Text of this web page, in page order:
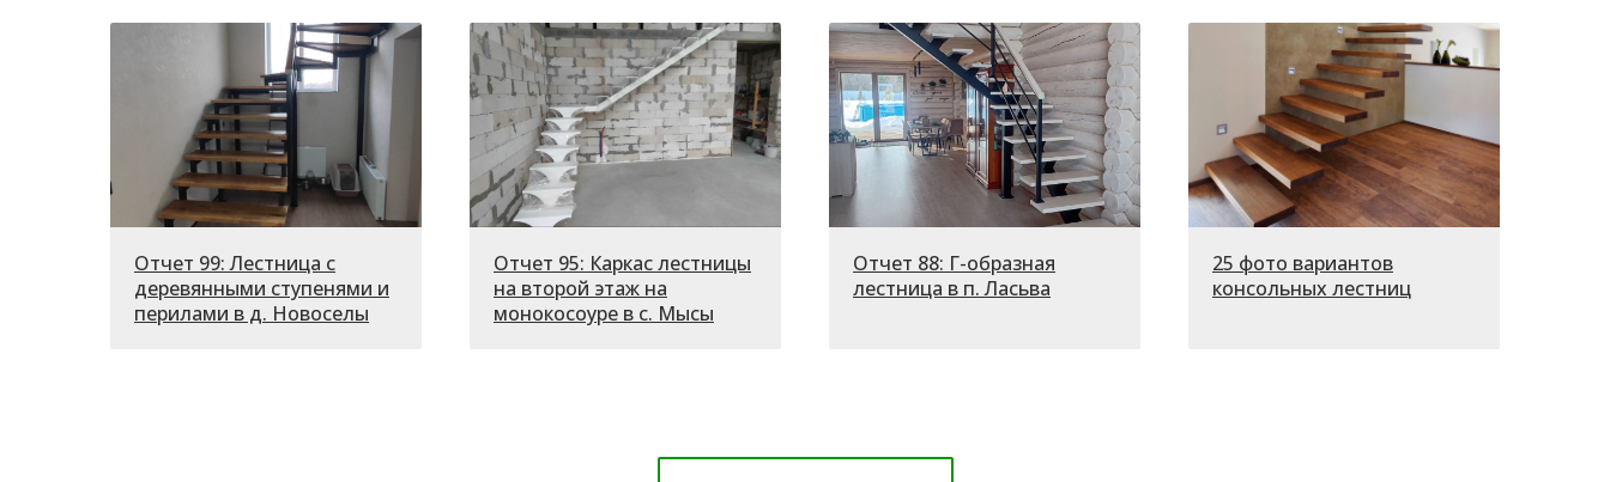
Отчет 99: Лестница с
деревянными ступенями и
перилами в д. Новоселы
Отчет 95: Каркас лестницы
на второй этаж на
монокосоуре в с. Мысы
Отчет 88: Г-образная
лестница в п. Ласьва
25 фото вариантов
консольных лестниц